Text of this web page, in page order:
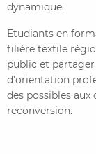
dynamique.
Etudiants en
filière textile
public et partager
d’orientation
des possibles aux
reconversion.